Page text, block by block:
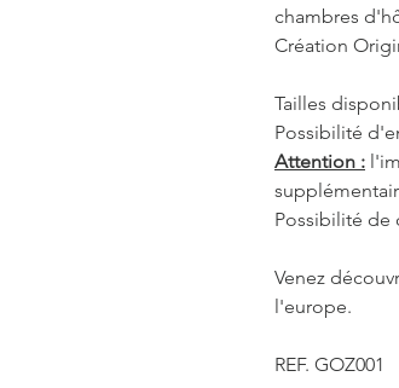
chambres
Création
Tailles
Possibilité
Attention :
Possibilité de
Venez
l'europe.
REF. GOZ001